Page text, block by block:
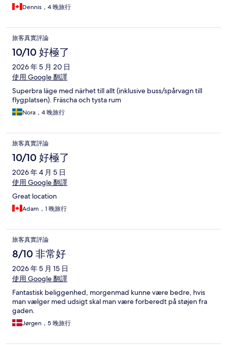
Dennis，4 晚旅行
旅客真實評論
10/10 好極了
2026 年 5 月 20 日
使用 Google 翻譯
Superbra läge med närhet till allt (inklusive buss/spårvagn till
flygplatsen). Fräscha och tysta rum
Nora，4 晚旅行
旅客真實評論
10/10 好極了
2026 年 4 月 5 日
使用 Google 翻譯
Great location
Adam，1 晚旅行
旅客真實評論
8/10 非常好
2026 年 5 月 15 日
使用 Google 翻譯
Fantastisk beliggenhed, morgenmad kunne være bedre, hvis
man vælger med udsigt skal man være forberedt på støjen fra
gaden.
Jørgen，5 晚旅行